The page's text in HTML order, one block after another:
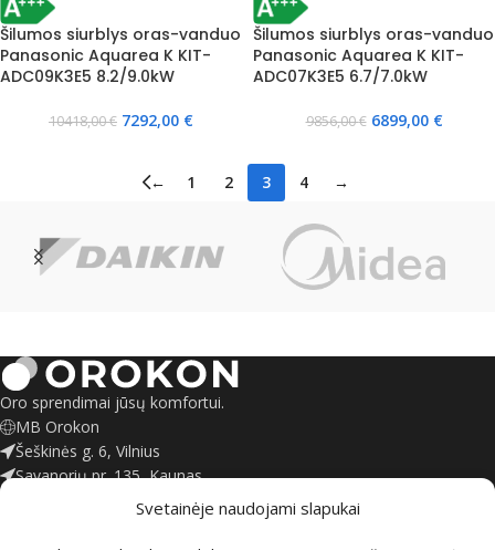
Svetainėje naudojami slapukai
Šilumos siurblys oras-vanduo
Panasonic Aquarea K KIT-
ADC09K3E5 8.2/9.0kW
10418,00€ 7292,00 €
Šilumos siurblys oras-vanduo
Panasonic Aquarea K KIT-
ADC07K3E5 6.7/7.0kW
9856,00€ 6899,00 €
← 1 2 3 4 →
Oro sprendimai jūsų komfortui.
MB Orokon
Šeškinės g. 6, Vilnius
Savanorių pr. 135, Kaunas
kontaktai@orokon.lt